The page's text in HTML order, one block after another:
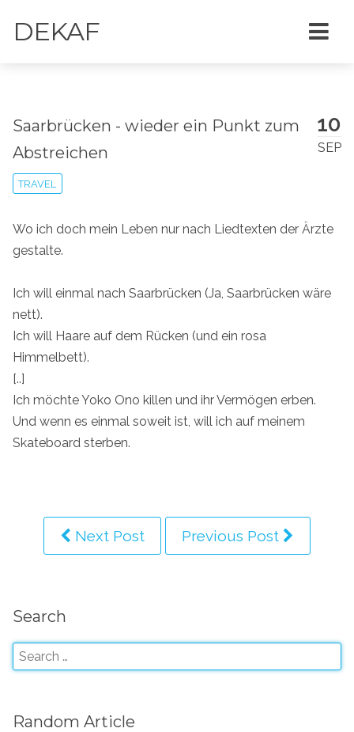
DEKAF
10
SEP
Saarbrücken - wieder ein Punkt zum
Abstreichen
TRAVEL
Wo ich doch mein Leben nur nach Liedtexten der Ärzte
gestalte.
Ich will einmal nach Saarbrücken (Ja, Saarbrücken wäre
nett).
Ich will Haare auf dem Rücken (und ein rosa
Himmelbett).
[..]
Ich möchte Yoko Ono killen und ihr Vermögen erben.
Und wenn es einmal soweit ist, will ich auf meinem
Skateboard sterben.
Next Post Previous Post
Search
Random Article